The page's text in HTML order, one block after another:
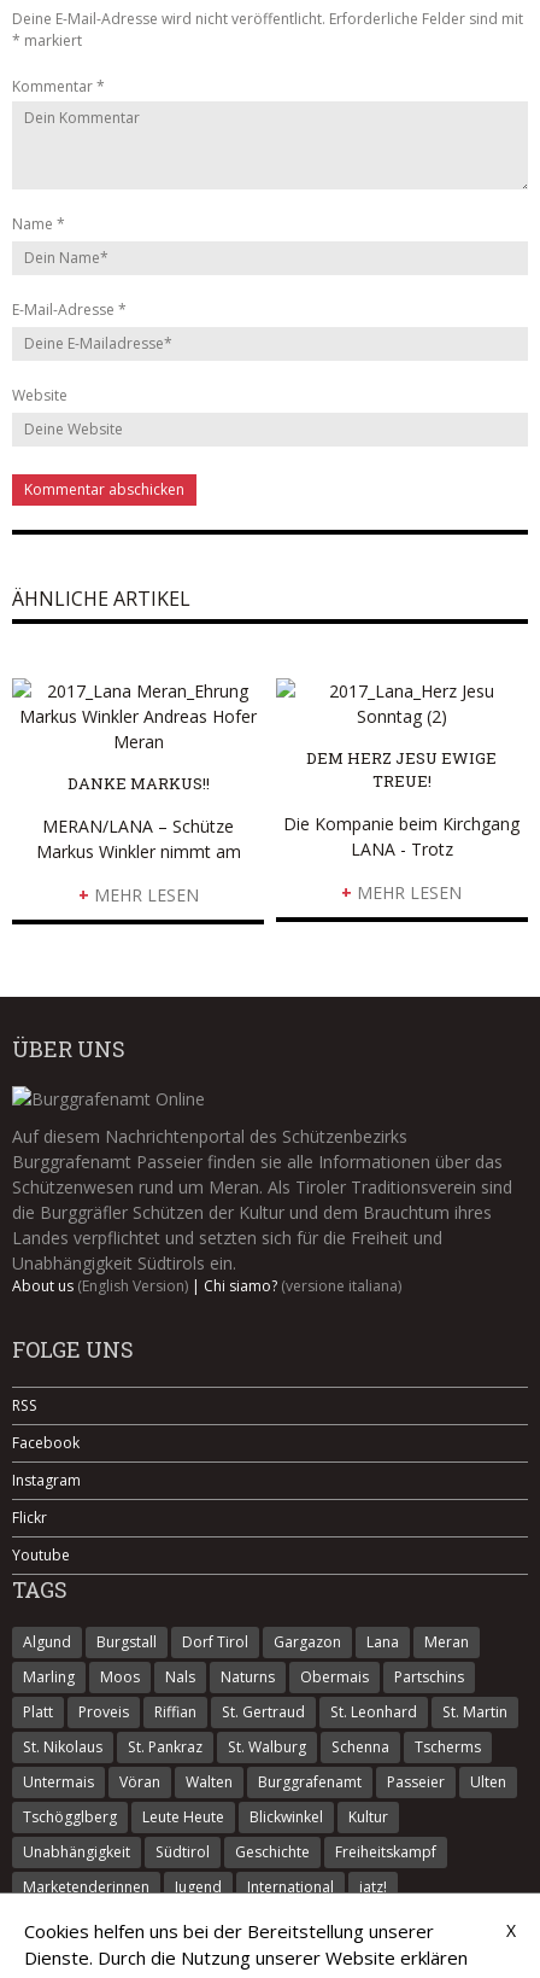
Deine E-Mail-Adresse wird nicht veröffentlicht. Erforderliche Felder sind mit
* markiert
Kommentar*
Name*
E-Mail-Adresse*
Website
ÄHNLICHE ARTIKEL
DANKE MARKUS!!
MERAN/LANA – Schütze
Markus Winkler nimmt am
+ MEHR LESEN
DEM HERZ JESU EWIGE
TREUE!
Die Kompanie beim Kirchgang
LANA - Trotz
+ MEHR LESEN
ÜBER UNS
Auf diesem Nachrichtenportal des Schützenbezirks
Burggrafenamt Passeier finden sie alle Informationen über das
Schützenwesen rund um Meran. Als Tiroler Traditionsverein sind
die Burggräfler Schützen der Kultur und dem Brauchtum ihres
Landes verpflichtet und setzten sich für die Freiheit und
Unabhängigkeit Südtirols ein.
About us (English Version) | Chi siamo? (versione italiana)
FOLGE UNS
RSS
Facebook
Instagram
Flickr
Youtube
TAGS
Algund Burgstall Dorf Tirol Gargazon Lana
Meran
Marling
Moos Nals Naturns Obermais
Partschins
Platt
Proveis Riffian St. Gertraud St. Leonhard
St. Martin
St. Nikolaus
St. Pankraz St. Walburg Schenna
Tscherms
Untermais
Vöran Walten Burggrafenamt Passeier
Ulten
Tschögglberg
Leute Heute Blickwinkel
Kultur
Unabhängigkeit
Südtirol Geschichte
Freiheitskampf
Marketenderinnen
Jugend International iatz!
(c) 2026 Kontakt Sitemap Impressum
Haftungsausschluss
X
Cookies helfen uns bei der Bereitstellung unserer
Dienste. Durch die Nutzung unserer Website erklären